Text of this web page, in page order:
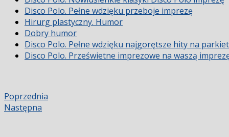
Disco Polo. Pełne wdzięku przeboje imprezę
Hirurg plastyczny. Humor
Dobry humor
Disco Polo. Pełne wdzięku najgorętsze hity na parkiet
Disco Polo. Prześwietne imprezowe na waszą
Poprzednia
Następna